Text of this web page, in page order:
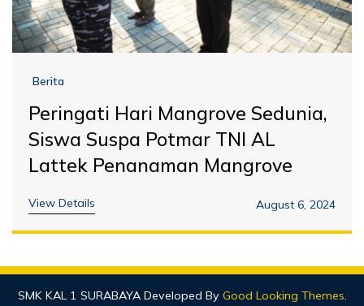
Berita
Peringati Hari Mangrove Sedunia,
Siswa Suspa Potmar TNI AL
Lattek Penanaman Mangrove
View Details August 6, 2024
SMK KAL 1 SURABAYA Developed By Good Looking Themes.